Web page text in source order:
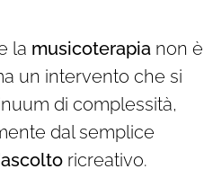
la musicoterapia non è
un intervento che si
di complessità,
dal semplice
ricreativo.